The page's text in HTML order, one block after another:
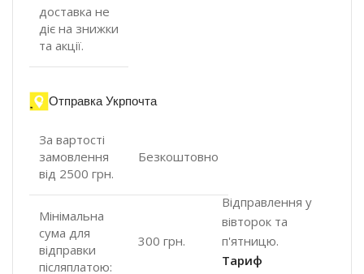
доставка не
діє на знижки
та акції.
Отправка Укрпочта
За вартості
замовлення
від 2500 грн.
Безкоштовно
Мінімальна
сума для
відправки
післяплатою:
300 грн.
Відправлення у
вівторок та
п'ятницю.
Тариф